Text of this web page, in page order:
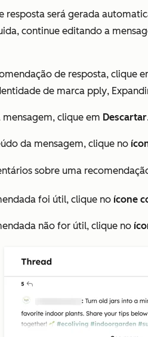
resposta será gerada
continue editando a
de resposta, clique
de marca pply,
mensagem, clique em Descartar
da mensagem, clique no
sobre uma
foi útil, clique no ícone
não for útil, clique no